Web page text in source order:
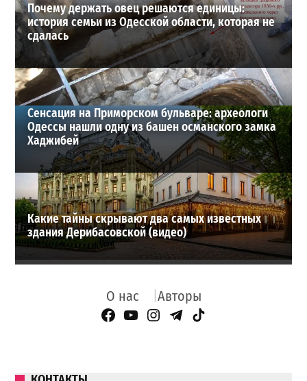
Почему держать овец решаются единицы:
история семьи из Одесской области, которая не
сдалась
Сенсация на Приморском бульваре: археологи
Одессы нашли одну из башен османского замка
Хаджибей
Какие тайны скрывают два самых известных
здания Дерибасовской (видео)
О нас Авторы
Facebook Page
YouTube
Instagram
Telegram
TikTok